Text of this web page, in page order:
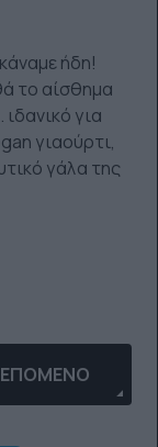
ήδη!
το αίσθημα
για
γιαούρτι,
γάλα της
ΝΑ
ΕΠΌΜΕΝΟ ΆΡΘΡΟ:
ΕΠΌΜΕΝΟ